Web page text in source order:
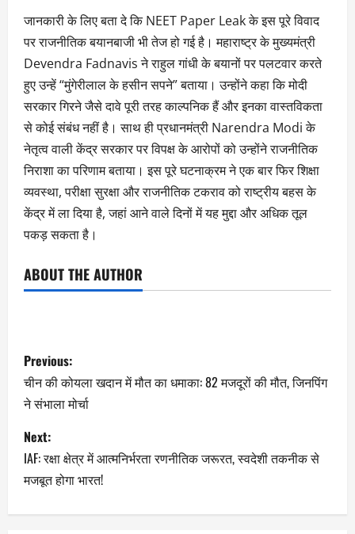
जानकारी के लिए बता दे कि NEET Paper Leak के इस पूरे विवाद
पर राजनीतिक बयानबाजी भी तेज हो गई है। महाराष्ट्र के मुख्यमंत्री
Devendra Fadnavis ने राहुल गांधी के बयानों पर पलटवार करते
हुए उन्हें “मुंगेरीलाल के हसीन सपने” बताया। उन्होंने कहा कि मोदी
सरकार गिरने जैसे दावे पूरी तरह काल्पनिक हैं और इनका वास्तविकता
से कोई संबंध नहीं है। साथ ही प्रधानमंत्री Narendra Modi के
नेतृत्व वाली केंद्र सरकार पर विपक्ष के आरोपों को उन्होंने राजनीतिक
निराशा का परिणाम बताया। इस पूरे घटनाक्रम ने एक बार फिर शिक्षा
व्यवस्था, परीक्षा सुरक्षा और राजनीतिक टकराव को राष्ट्रीय बहस के
केंद्र में ला दिया है, जहां आने वाले दिनों में यह मुद्दा और अधिक तूल
पकड़ सकता है।
ABOUT THE AUTHOR
Previous:
चीन की कोयला खदान में मौत का धमाका: 82 मजदूरों की मौत, जिनपिंग
ने संभाला मोर्चा
Next:
IAF: रक्षा क्षेत्र में आत्मनिर्भरता रणनीतिक जरूरत, स्वदेशी तकनीक से
मजबूत होगा भारत!